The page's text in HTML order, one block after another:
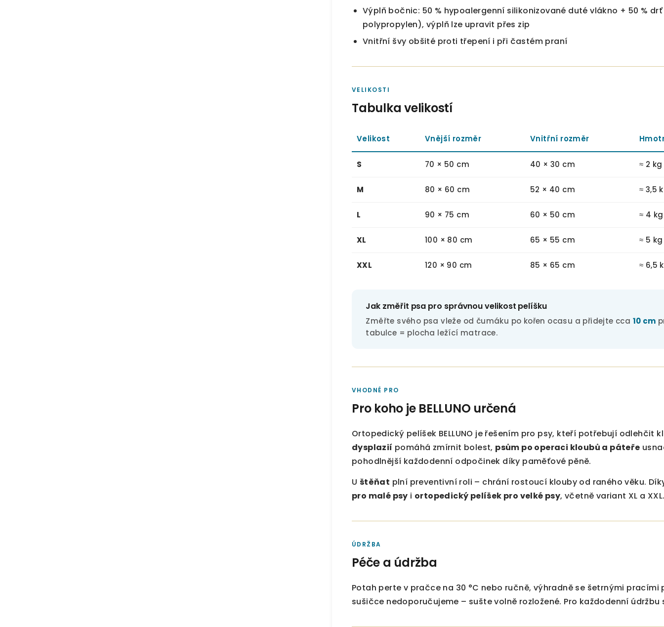
Výplň bočnic: 50 % hypoalergenní silikonizované duté vlákno + 50 %
polypropylen), výplň lze upravit přes zip
Vnitřní švy obšité proti třepení i při častém praní
VELIKOSTI
Tabulka velikostí
Velikost Vnější rozměr Vnitřní rozměr
S 70 × 50 cm 40 × 30 cm ≈ 2 kg
M 80 × 60 cm 52 × 40 cm ≈ 3,5
L 90 × 75 cm 60 × 50 cm ≈ 4 kg
XL 100 × 80 cm 65 × 55 cm ≈ 5 kg
XXL 120 × 90 cm 85 × 65 cm ≈ 6,5
Jak změřit psa pro správnou velikost pelíšku
Změřte svého psa vleže od čumáku po kořen ocasu a přidejte cca 10 cm
tabulce = plocha ležící matrace.
VHODNÉ PRO
Pro koho je BELLUNO určená
Ortopedický pelíšek BELLUNO je řešením pro psy, kteří potřebují odlehčit
dysplazií pomáhá zmírnit bolest, psům po operaci kloubů a páteře
pohodlnější každodenní odpočinek díky paměťové pěně.
U štěňat plní preventivní roli – chrání rostoucí klouby od raného věku.
pro malé psy i ortopedický pelíšek pro velké psy, včetně variant XL a
ÚDRŽBA
Péče a údržba
Potah perte v pračce na 30 °C nebo ručně, výhradně se šetrnými
sušičce nedoporučujeme – sušte volně rozložené. Pro každodenní